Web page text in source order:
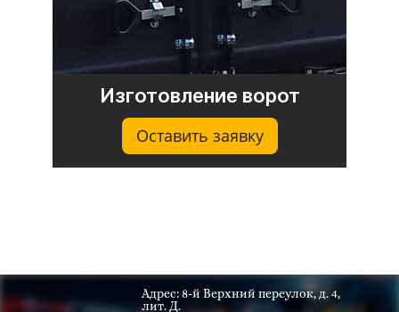
Изготовление ворот
Оставить заявку
Адрес: 8-й Верхний переулок, д. 4,
лит. Д.